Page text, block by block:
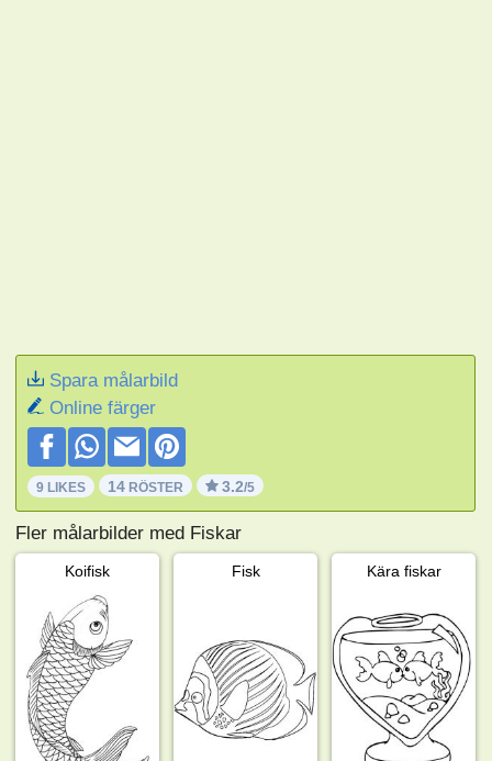
Spara målarbild
Online färger
9 LIKES 14 RÖSTER 3.2/5
Fler målarbilder med Fiskar
Koifisk Fisk Kära fiskar